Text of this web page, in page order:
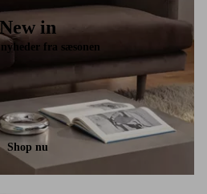
in
fra sæsonen
Shop nu